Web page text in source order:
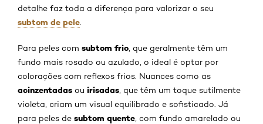
detalhe faz toda a diferença para valorizar o seu
subtom de pele.
Para peles com subtom frio , que geralmente têm um
fundo mais rosado ou azulado, o ideal é optar por
colorações com reflexos frios. Nuances como as
acinzentadas ou irisadas , que têm um toque sutilmente
violeta, criam um visual equilibrado e sofisticado. Já
para peles de subtom quente , com fundo amarelado ou